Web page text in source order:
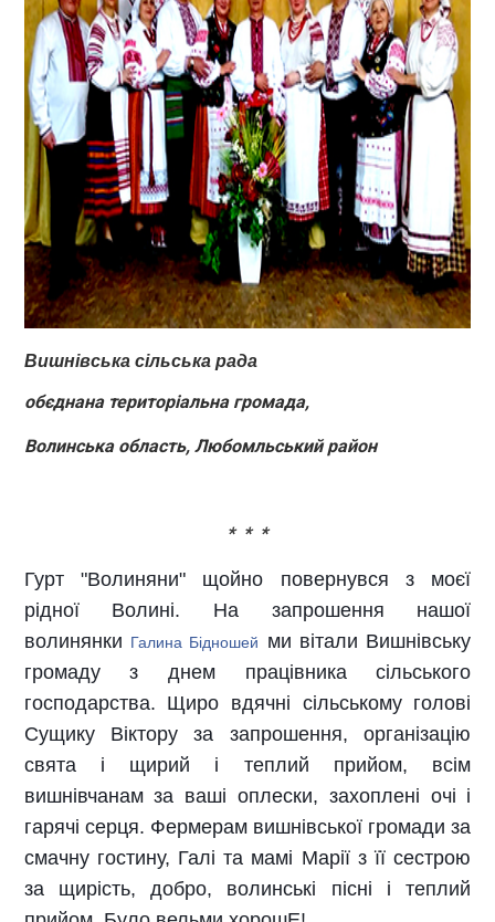
Вишнівська сільська рада
обєднана територіальна громада,
Волинська область, Любомльський район
* * *
Гурт "Волиняни" щойно повернувся з моєї
рідної Волині. На запрошення нашої
волинянки Галина Бідношей
ми вітали Вишнівську
громаду з днем працівника сільського
господарства. Щиро вдячні сільському голові
Сущику Віктору за запрошення, організацію
свята і щирий і теплий прийом, всім
вишнівчанам за ваші оплески, захоплені очі і
гарячі серця. Фермерам вишнівської громади за
смачну гостину, Галі та мамі Марії з її сестрою
за щирість, добро, волинські пісні і теплий